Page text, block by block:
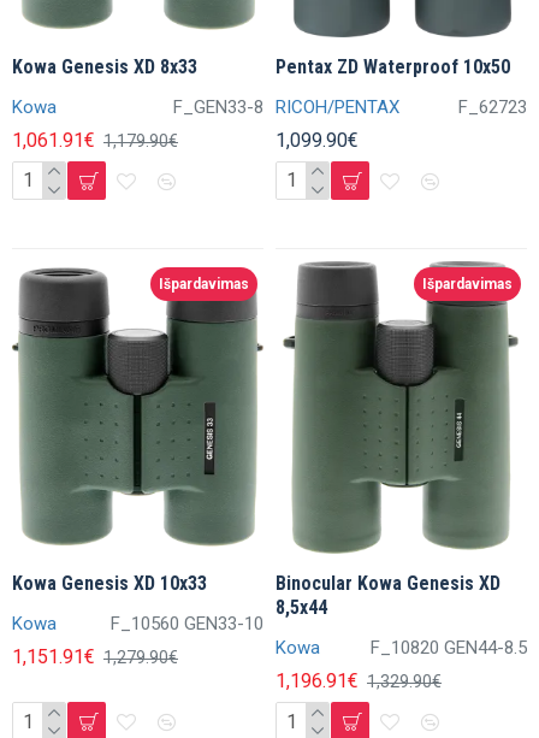
Kowa F_GEN33-8
Kowa Genesis XD 8x33
1,061.91€ 1,179.90€
RICOH/PENTAX F_62723
Pentax ZD Waterproof 10x50
1,099.90€
Išpardavimas
Kowa F_10560 GEN33-10
Kowa Genesis XD 10x33
1,151.91€ 1,279.90€
Išpardavimas
Kowa F_10820 GEN44-8.5
Binocular Kowa Genesis XD
8,5x44
1,196.91€ 1,329.90€